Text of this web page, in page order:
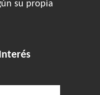
su propia